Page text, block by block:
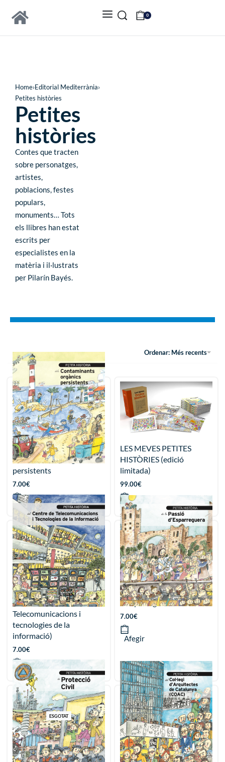
0
Home›Editorial Mediterrània›
Petites històries
Petites
històries
Contes que tracten
sobre personatges,
artistes,
poblacions, festes
populars,
monuments… Tots
els llibres han estat
escrits per
especialistes en la
matèria i il·lustrats
per Pilarín Bayés.
Ordenar: Més recents
Petita història dels
Contaminants orgànics
persistents
7.00€
Afegir
LES MEVES PETITES
HISTÒRIES (edició
limitada)
99.00€
Afegir
Petita història del CTTI
(Centre de
Telecomunicacions i
tecnologies de la
informació)
7.00€
Afegir
Petita història de la Passió
d’Esparreguera
7.00€
Afegir
ESGOTAT
Petita història de la
Petita història del Col·legi